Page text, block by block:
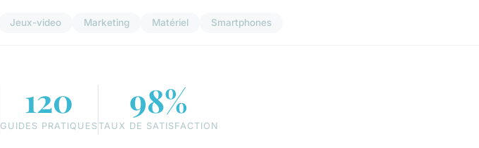
Jeux-video Marketing Matériel Smartphones
120
GUIDES PRATIQUES
98%
TAUX DE SATISFACTION